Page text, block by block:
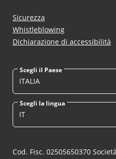
Sicurezza
Whistleblowing
Dichiarazione di accessibilità
Scegli il Paese
ITALIA
Scegli la lingua
IT
Cod. Fisc. 02505650370